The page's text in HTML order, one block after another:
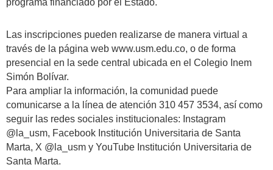
programa financiado por el Estado.
Las inscripciones pueden realizarse de manera virtual a
través de la página web www.usm.edu.co, o de forma
presencial en la sede central ubicada en el Colegio Inem
Simón Bolívar.
Para ampliar la información, la comunidad puede
comunicarse a la línea de atención 310 457 3534, así como
seguir las redes sociales institucionales: Instagram
@la_usm, Facebook Institución Universitaria de Santa
Marta, X @la_usm y YouTube Institución Universitaria de
Santa Marta.